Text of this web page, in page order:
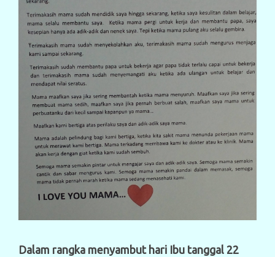
Dalam rangka menyambut hari Ibu tanggal 22